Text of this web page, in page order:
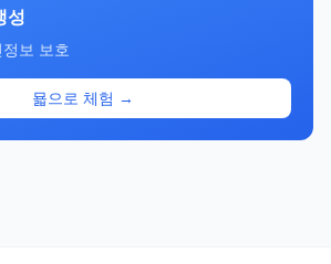
성
보 보호
묣으로 체험 →